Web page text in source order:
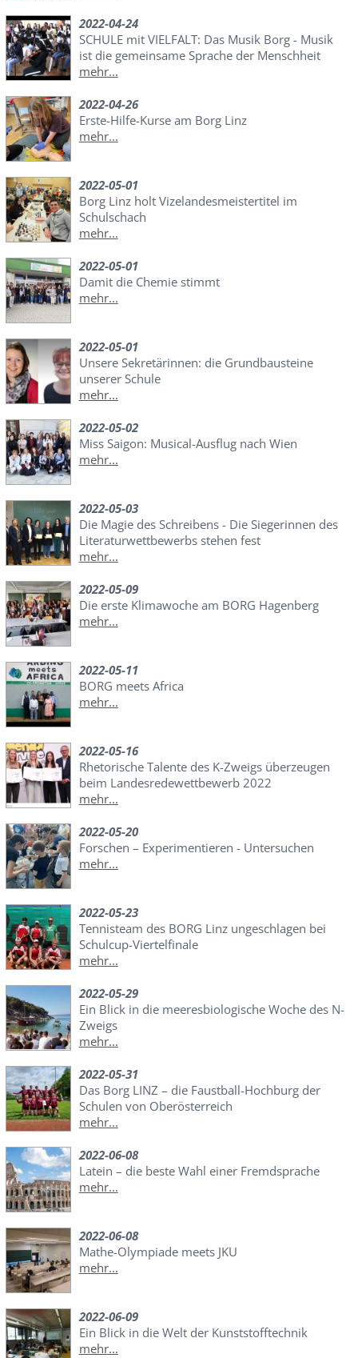
2022-04-24
SCHULE mit VIELFALT: Das Musik Borg - Musik
ist die gemeinsame Sprache der Menschheit
mehr...
2022-04-26
Erste-Hilfe-Kurse am Borg Linz
mehr...
2022-05-01
Borg Linz holt Vizelandesmeistertitel im
Schulschach
mehr...
2022-05-01
Damit die Chemie stimmt
mehr...
2022-05-01
Unsere Sekretärinnen: die Grundbausteine
unserer Schule
mehr...
2022-05-02
Miss Saigon: Musical-Ausflug nach Wien
mehr...
2022-05-03
Die Magie des Schreibens - Die Siegerinnen des
Literaturwettbewerbs stehen fest
mehr...
2022-05-09
Die erste Klimawoche am BORG Hagenberg
mehr...
2022-05-11
BORG meets Africa
mehr...
2022-05-16
Rhetorische Talente des K-Zweigs überzeugen
beim Landesredewettbewerb 2022
mehr...
2022-05-20
Forschen – Experimentieren - Untersuchen
mehr...
2022-05-23
Tennisteam des BORG Linz ungeschlagen bei
Schulcup-Viertelfinale
mehr...
2022-05-29
Ein Blick in die meeresbiologische Woche des N-
Zweigs
mehr...
2022-05-31
Das Borg LINZ – die Faustball-Hochburg der
Schulen von Oberösterreich
mehr...
2022-06-08
Latein – die beste Wahl einer Fremdsprache
mehr...
2022-06-08
Mathe-Olympiade meets JKU
mehr...
2022-06-09
Ein Blick in die Welt der Kunststofftechnik
mehr...